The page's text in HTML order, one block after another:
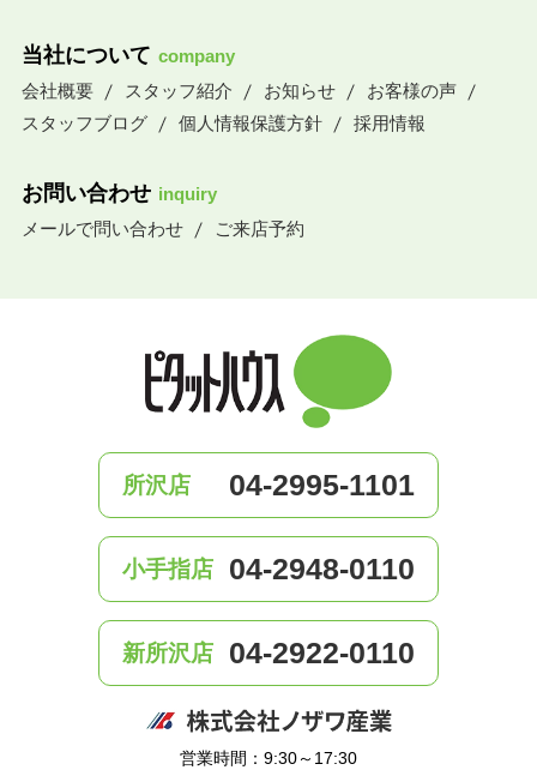
当社について company
会社概要
スタッフ紹介 お知らせ
お客様の声
スタッフブログ
個人情報保護方針 採用情報
お問い合わせ inquiry
メールで問い合わせ
ご来店予約
所沢店 04-2995-1101
小手指店 04-2948-0110
新所沢店 04-2922-0110
営業時間：9:30～17:30